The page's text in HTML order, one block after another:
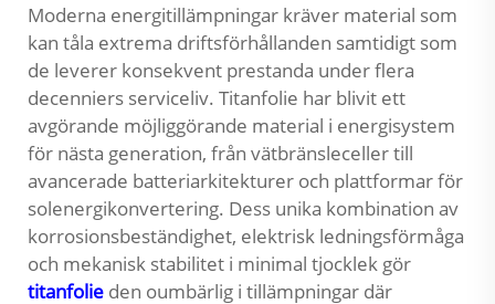
Moderna energitillämpningar kräver material som
kan tåla extrema driftsförhållanden samtidigt som
de leverer konsekvent prestanda under flera
decenniers serviceliv. Titanfolie har blivit ett
avgörande möjliggörande material i energisystem
för nästa generation, från vätbränsleceller till
avancerade batteriarkitekturer och plattformar för
solenergikonvertering. Dess unika kombination av
korrosionsbeständighet, elektrisk ledningsförmåga
och mekanisk stabilitet i minimal tjocklek gör
titanfolie den oumbärlig i tillämpningar där